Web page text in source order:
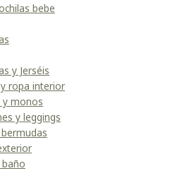
bebe
y Jerséis
ropa interior
y monos
y leggings